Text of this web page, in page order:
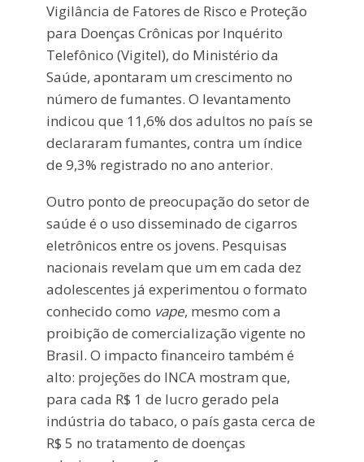
Vigilância de Fatores de Risco e Proteção
para Doenças Crônicas por Inquérito
Telefônico (Vigitel), do Ministério da
Saúde, apontaram um crescimento no
número de fumantes. O levantamento
indicou que 11,6% dos adultos no país se
declararam fumantes, contra um índice
de 9,3% registrado no ano anterior.
Outro ponto de preocupação do setor de
saúde é o uso disseminado de cigarros
eletrônicos entre os jovens. Pesquisas
nacionais revelam que um em cada dez
adolescentes já experimentou o formato
conhecido como vape, mesmo com a
proibição de comercialização vigente no
Brasil. O impacto financeiro também é
alto: projeções do INCA mostram que,
para cada R$ 1 de lucro gerado pela
indústria do tabaco, o país gasta cerca de
R$ 5 no tratamento de doenças